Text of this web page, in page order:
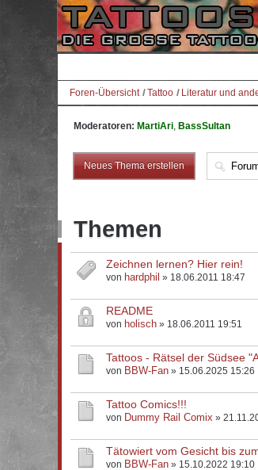
Foren-Übersicht Tattoo Literatur und
Moderatoren: MartiAri, BassSultan
Neues Thema erstellen
Themen
Zeichnen lernen? Hier rein!
von hardphil » 18.06.2011 18:47
README
von holisch » 18.06.2011 19:51
Tattoos - Rätsel der Südsee
von BBW-Fan » 15.06.2025 15:26
Tattoo Comics!!!
von Dummy Rail Comix »
Tätowiert vom Gesicht bis
von BBW-Fan » 15.10.2022 19:10